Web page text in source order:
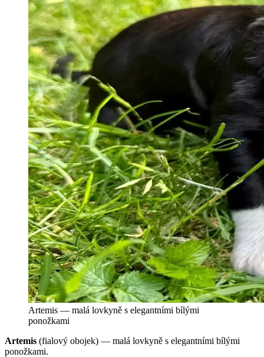
Artemis — malá lovkyně s elegantními bílými
ponožkami
Artemis (fialový obojek) — malá lovkyně s elegantními bílými
ponožkami.